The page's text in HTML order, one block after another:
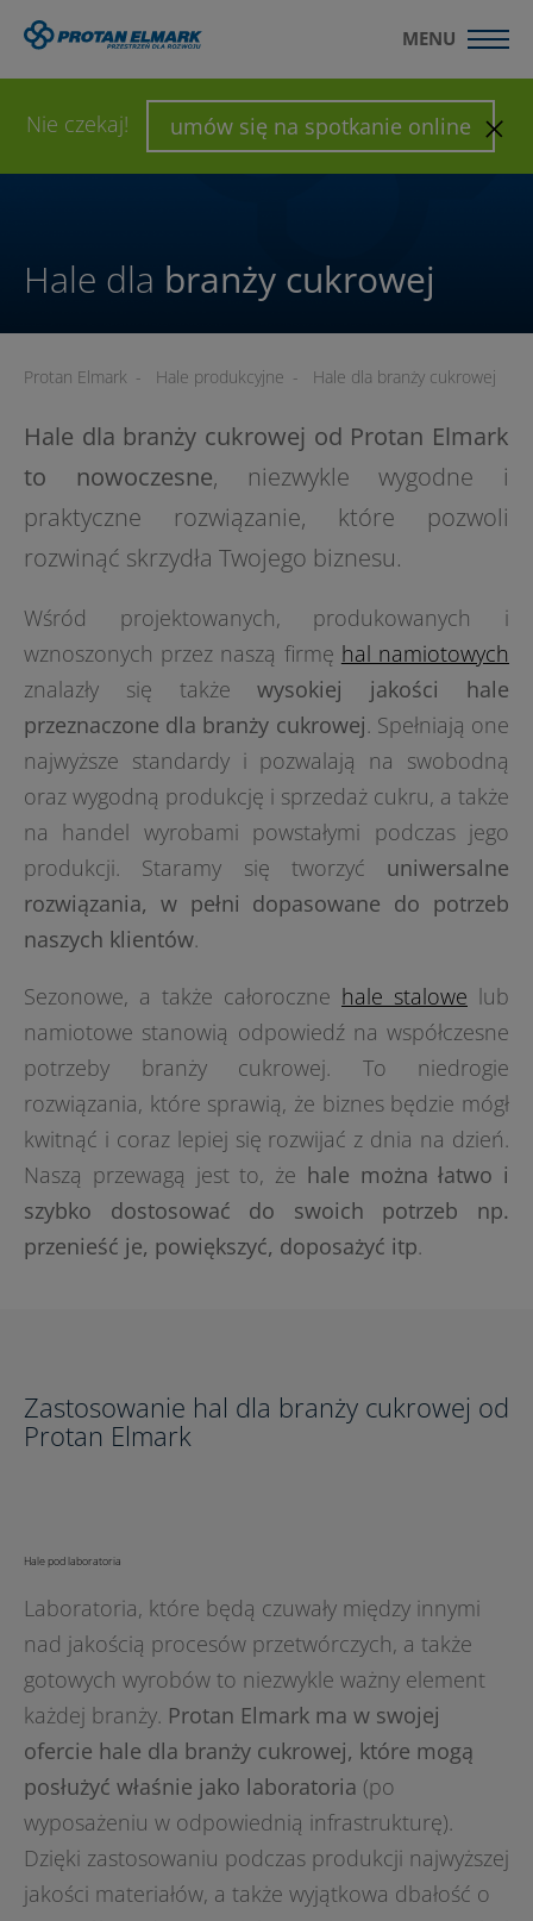
Nie czekaj! umów się na spotkanie online
MENU
WYŚLIJ ZAPYTANIE SKONFIGURUJ HALĘ
Hale dla branży cukrowej
Protan Elmark - Hale produkcyjne - Hale dla branży cukrowej
Hale dla branży cukrowej od Protan Elmark
to nowoczesne, niezwykle wygodne i
praktyczne rozwiązanie, które pozwoli
rozwinąć skrzydła Twojego biznesu.
Wśród projektowanych, produkowanych i
wznoszonych przez naszą firmę hal namiotowych
znalazły się takżewysokiej jakości hale
przeznaczone dla branży cukrowej. Spełniają one
najwyższe standardy i pozwalają na swobodną
oraz wygodną produkcję i sprzedaż cukru, a także
na handel wyrobami powstałymi podczas jego
produkcji. Staramy się tworzyć uniwersalne
rozwiązania, w pełni dopasowane do potrzeb
naszych klientów.
Sezonowe, a także całoroczne hale stalowe lub
namiotowe stanowią odpowiedź na współczesne
potrzeby branży cukrowej. To niedrogie
rozwiązania, które sprawią, że biznes będzie mógł
kwitnąć i coraz lepiej się rozwijać z dnia na dzień.
Naszą przewagą jest to, że hale można łatwo i
szybko dostosować do swoich potrzeb np.
przenieść je, powiększyć, doposażyć itp.
Zastosowanie hal dla branży cukrowej od
Protan Elmark
Hale pod laboratoria
Laboratoria, które będą czuwały między innymi
nad jakością procesów przetwórczych, a także
gotowych wyrobów to niezwykle ważny element
każdej branży. Protan Elmark ma w swojej
ofercie hale dla branży cukrowej, które mogą
posłużyć właśnie jako laboratoria (po
wyposażeniu w odpowiednią infrastrukturę).
Dzięki zastosowaniu podczas produkcji najwyższej
jakości materiałów, a także wyjątkowa dbałość o